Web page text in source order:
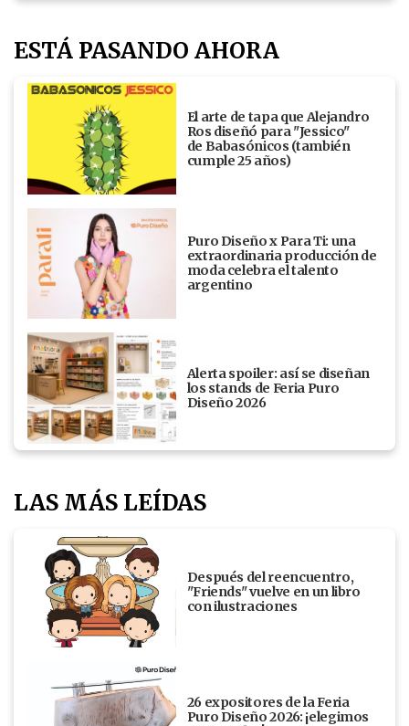
ESTÁ PASANDO AHORA
El arte de tapa que Alejandro
Ros diseñó para "Jessico"
de Babasónicos (también
cumple 25 años)
Puro Diseño x Para Ti: una
extraordinaria producción de
moda celebra el talento
argentino
Alerta spoiler: así se diseñan
los stands de Feria Puro
Diseño 2026
LAS MÁS LEÍDAS
Después del reencuentro,
"Friends" vuelve en un libro
con ilustraciones
26 expositores de la Feria
Puro Diseño 2026: ¡elegimos